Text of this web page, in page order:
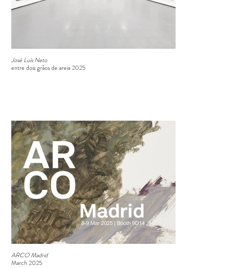
José Luís Neto
entre dois grãos de areia 2025
ARCO Madrid
March 2025